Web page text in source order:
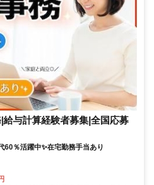
給与計算経験者募集|全国応募
60％活躍中✨在宅勤務手当あり